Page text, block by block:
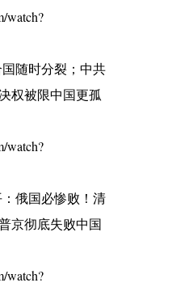
watch?
随时分裂；中共
权被限中国更孤
watch?
俄国必惨败！清
京彻底失败中国
watch?